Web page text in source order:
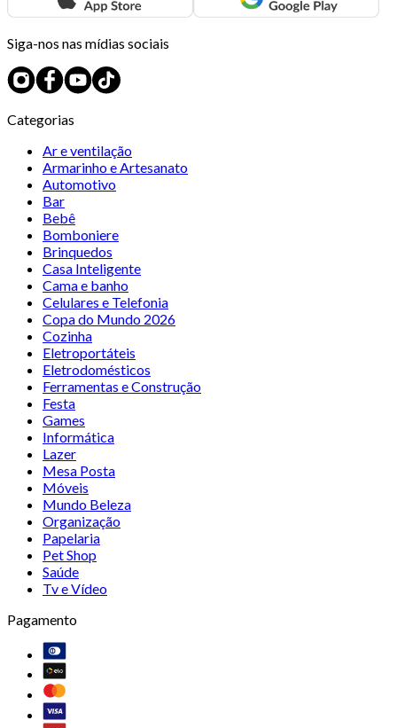
Siga-nos nas mídias sociais
Categorias
Ar e ventilação
Armarinho e Artesanato
Automotivo
Bar
Bebê
Bomboniere
Brinquedos
Casa Inteligente
Cama e banho
Celulares e Telefonia
Copa do Mundo 2026
Cozinha
Eletroportáteis
Eletrodomésticos
Ferramentas e Construção
Festa
Games
Informática
Lazer
Mesa Posta
Móveis
Mundo Beleza
Organização
Papelaria
Pet Shop
Saúde
Tv e Vídeo
Pagamento